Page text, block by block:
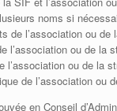
noms si
de l’association ou de
l’association ou de la
l’association ou de la
de l’association ou
en Conseil